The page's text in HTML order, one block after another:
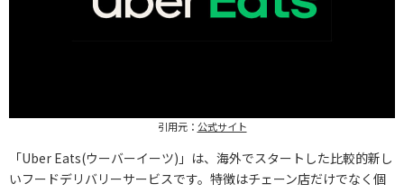
引用元： 公式サイト
「Uber Eats(ウーバーイーツ)」は、海外でスタートした比較的新し
いフードデリバリーサービスです。特徴はチェーン店だけでなく個